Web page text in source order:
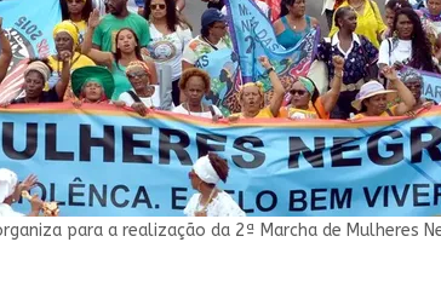
para a realização da 2ª Marcha de Mulheres